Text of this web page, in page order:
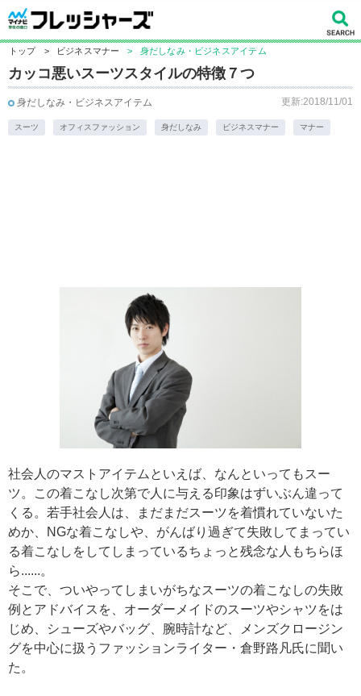
トップ > ビジネスマナー > 身だしなみ・ビジネスアイテム
カッコ悪いスーツスタイルの特徴７つ
身だしなみ・ビジネスアイテム 更新:2018/11/01
スーツ オフィスファッション 身だしなみ ビジネスマナー マナー
社会人のマストアイテムといえば、なんといってもスー
ツ。この着こなし次第で人に与える印象はずいぶん違って
くる。若手社会人は、まだまだスーツを着慣れていないた
めか、NGな着こなしや、がんばり過ぎて失敗してまってい
る着こなしをしてしまっているちょっと残念な人もちらほ
ら......。
そこで、ついやってしまいがちなスーツの着こなしの失敗
例とアドバイスを、オーダーメイドのスーツやシャツをは
じめ、シューズやバッグ、腕時計など、メンズクロージン
グを中心に扱うファッションライター・倉野路凡氏に聞い
た。